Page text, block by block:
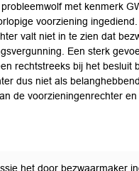
met kenmerk
voorziening
valt niet in te zien dat
Een sterk
rechtstreeks bij het besluit
dus niet als
de voorzieningenrechter
het door bezwaarmaker